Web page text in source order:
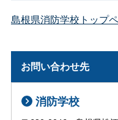
島根県消防学校トップ
お問い合わせ先
消防学校